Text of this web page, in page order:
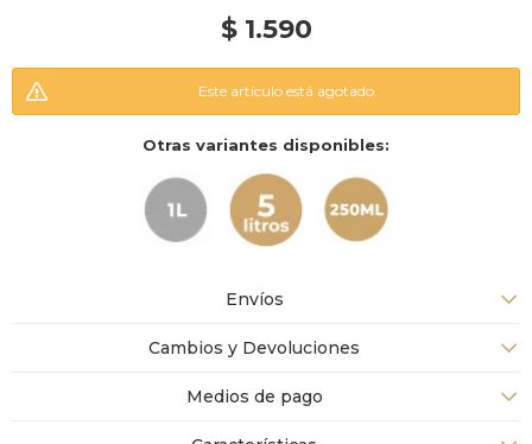
$ 1.590
Este artículo está agotado.
Otras variantes disponibles:
Envíos
Cambios y Devoluciones
Medios de pago